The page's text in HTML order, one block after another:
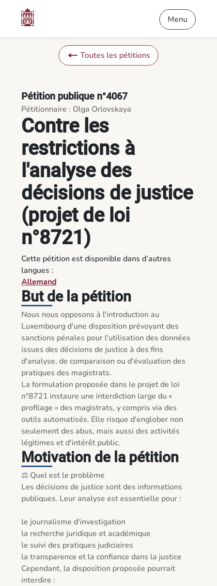
Contre les restrictions à l'analyse des décisions de justice
Menu
Toutes les pétitions
Contre les
restrictions à
l'analyse des
décisions de justice
(projet de loi
n°8721)
Pétition publique n°4067
Pétitionnaire : Olga Orlovskaya
Cette pétition est disponible dans d’autres
langues :
Allemand
But de la pétition
Nous nous opposons à l'introduction au
Luxembourg d'une disposition prévoyant des
sanctions pénales pour l'utilisation des données
issues des décisions de justice à des fins
d'analyse, de comparaison ou d'évaluation des
pratiques des magistrats.
La formulation proposée dans le projet de loi
n°8721 instaure une interdiction large du «
profilage » des magistrats, y compris via des
outils automatisés. Elle risque d'englober non
seulement des abus, mais aussi des activités
légitimes et d'intérêt public.
Motivation de la pétition
⚖️ Quel est le problème
Les décisions de justice sont des informations
publiques. Leur analyse est essentielle pour :
le journalisme d'investigation
la recherche juridique et académique
le suivi des pratiques judiciaires
la transparence et la confiance dans la justice
Cependant, la disposition proposée pourrait
interdire :